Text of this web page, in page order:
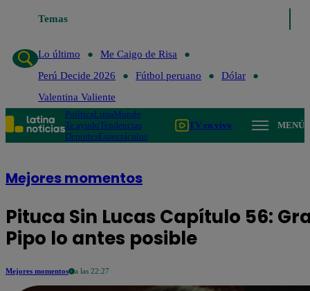
Temas
Lo último
Me Caigo de Risa
Perú Decide 2026
Fútbol peruano
Dólar
Valentina Valiente
PolíticaLimaMundo
Te ayudoTendencias
DeportesEspectáculos
TV en vivo MENÚ
Mejores momentos
Pituca Sin Lucas Capítulo 56:
Pipo lo antes posible
Mejores momentos a las 22:27